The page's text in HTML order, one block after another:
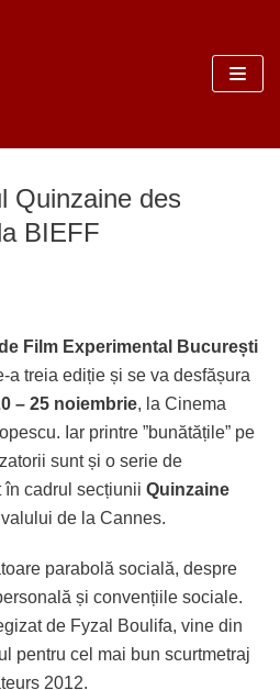
Quinzaine des
BIEFF
Film Experimental București
a treia ediție și se va desfășura
– 25 noiembrie, la Cinema
Iar printre ”bunătățile” pe
sunt și o serie de
în cadrul secțiunii Quinzaine
de la Cannes.
parabolă socială, despre
și convențiile sociale.
de Fyzal Boulifa, vine din
pentru cel mai bun scurtmetraj
2012.